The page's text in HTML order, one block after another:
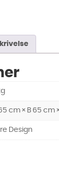
cm × B 65 cm
Design